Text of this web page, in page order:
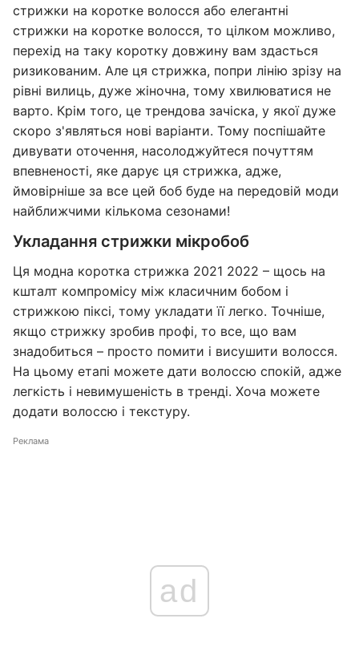
стрижки на коротке волосся або елегантні
стрижки на коротке волосся, то цілком можливо,
перехід на таку коротку довжину вам здасться
ризикованим. Але ця стрижка, попри лінію зрізу на
рівні вилиць, дуже жіночна, тому хвилюватися не
варто. Крім того, це трендова зачіска, у якої дуже
скоро з'являться нові варіанти. Тому поспішайте
дивувати оточення, насолоджуйтеся почуттям
впевненості, яке дарує ця стрижка, адже,
ймовірніше за все цей боб буде на передовій моди
найближчими кількома сезонами!
Укладання стрижки мікробоб
Ця модна коротка стрижка 2021 2022 – щось на
кшталт компромісу між класичним бобом і
стрижкою піксі, тому укладати її легко. Точніше,
якщо стрижку зробив профі, то все, що вам
знадобиться – просто помити і висушити волосся.
На цьому етапі можете дати волоссю спокій, адже
легкість і невимушеність в тренді. Хоча можете
додати волоссю і текстуру.
Реклама
ad